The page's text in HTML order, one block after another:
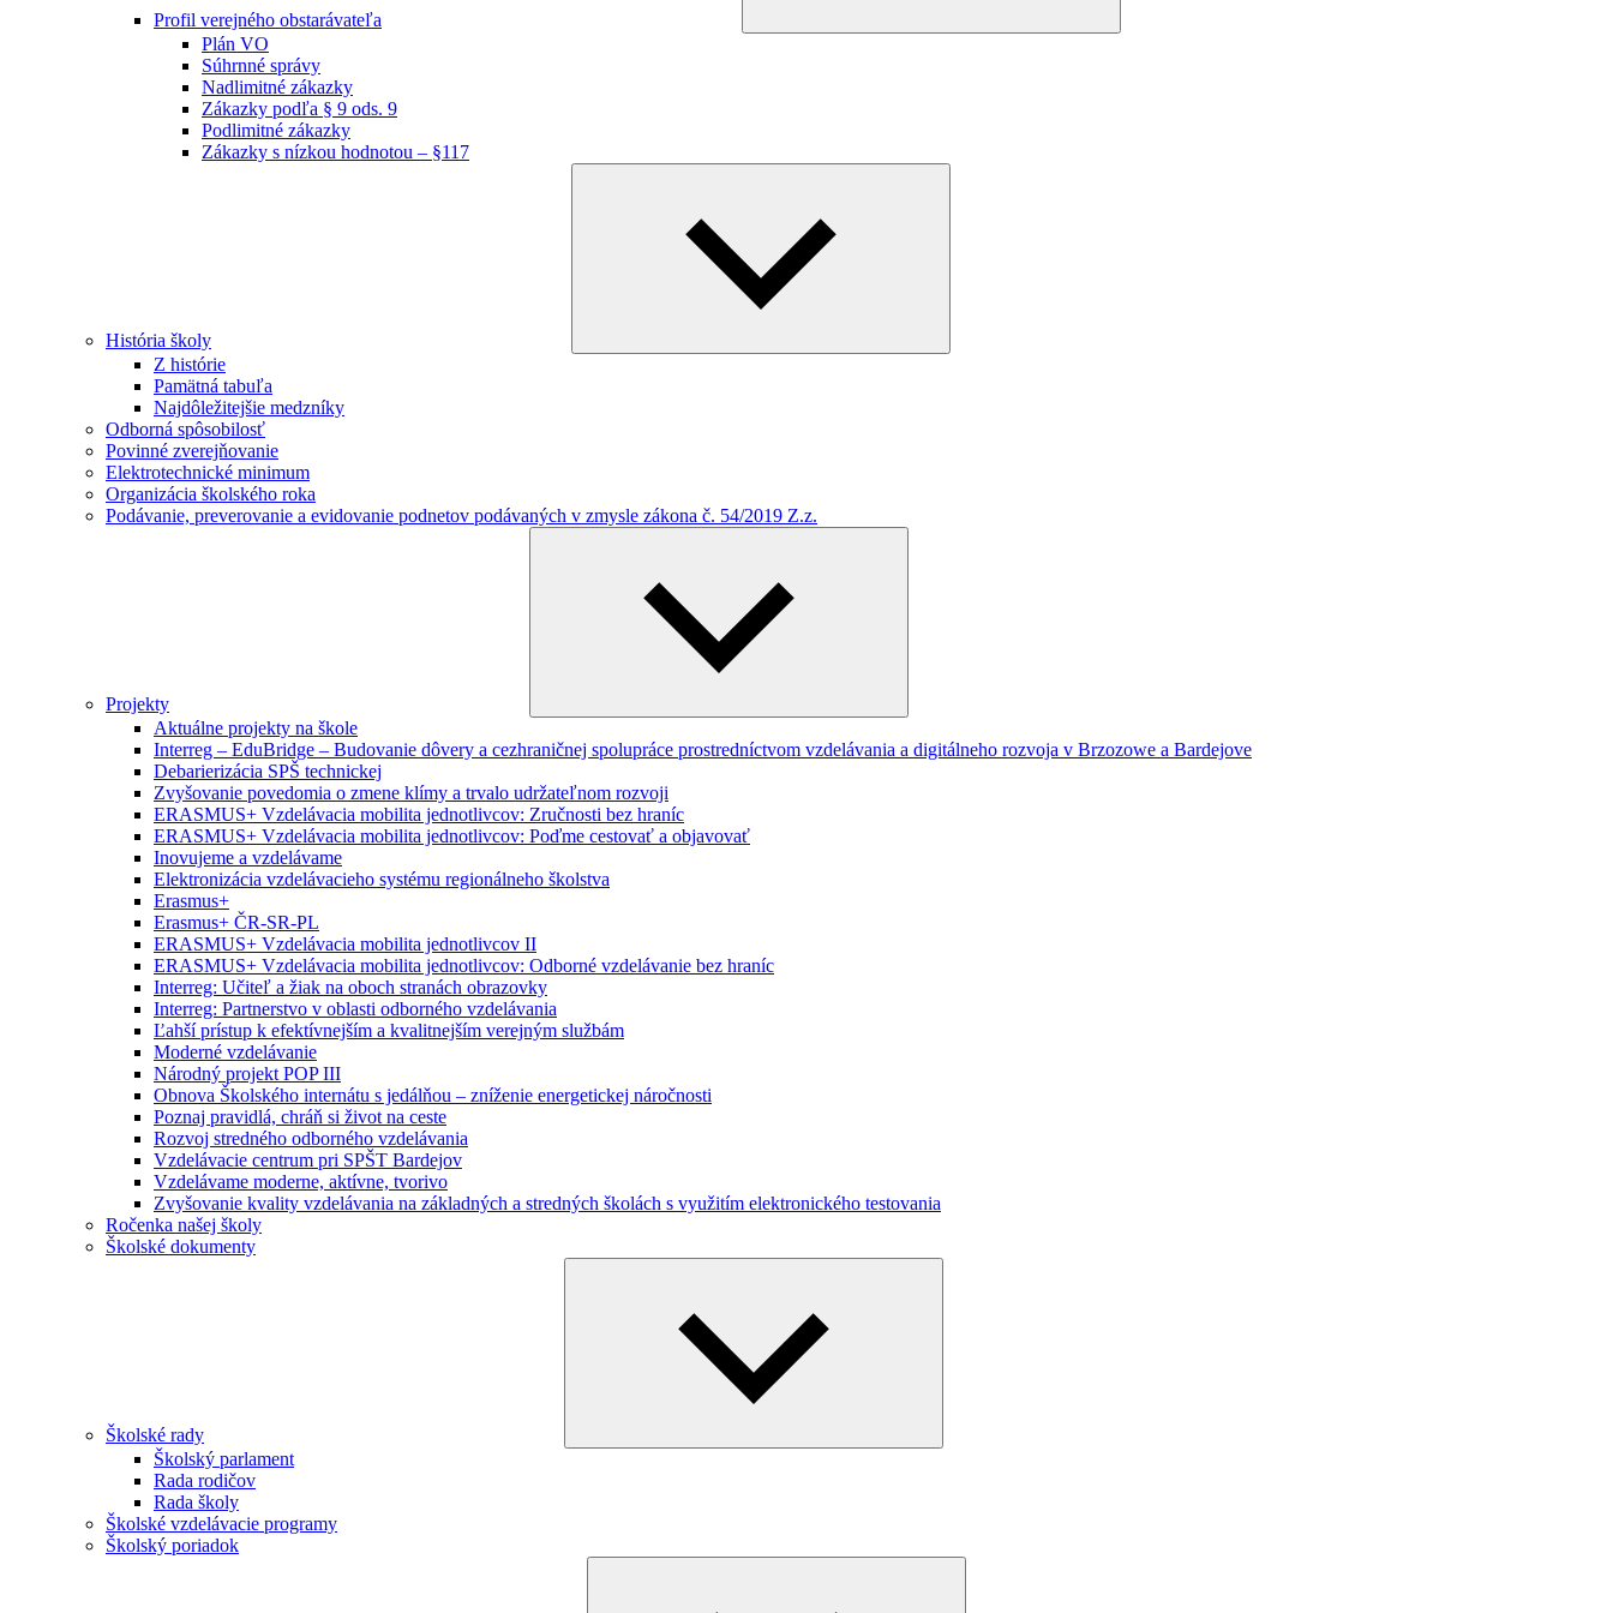
Profil verejného obstarávateľa
Plán VO
Súhrnné správy
Nadlimitné zákazky
Zákazky podľa § 9 ods. 9
Podlimitné zákazky
Zákazky s nízkou hodnotou – §117
História školy
Z histórie
Pamätná tabuľa
Najdôležitejšie medzníky
Odborná spôsobilosť
Povinné zverejňovanie
Elektrotechnické minimum
Organizácia školského roka
Podávanie, preverovanie a evidovanie podnetov podávaných v zmysle zákona č. 54/2019 Z.z.
Projekty
Aktuálne projekty na škole
Interreg – EduBridge – Budovanie dôvery a cezhraničnej spolupráce prostredníctvom vzdelávania a digitálneho rozvoja v Brzozowe a Bardejove
Debarierizácia SPŠ technickej
Zvyšovanie povedomia o zmene klímy a trvalo udržateľnom rozvoji
ERASMUS+ Vzdelávacia mobilita jednotlivcov: Zručnosti bez hraníc
ERASMUS+ Vzdelávacia mobilita jednotlivcov: Poďme cestovať a objavovať
Inovujeme a vzdelávame
Elektronizácia vzdelávacieho systému regionálneho školstva
Erasmus+
Erasmus+ ČR-SR-PL
ERASMUS+ Vzdelávacia mobilita jednotlivcov II
ERASMUS+ Vzdelávacia mobilita jednotlivcov: Odborné vzdelávanie bez hraníc
Interreg: Učiteľ a žiak na oboch stranách obrazovky
Interreg: Partnerstvo v oblasti odborného vzdelávania
Ľahší prístup k efektívnejším a kvalitnejším verejným službám
Moderné vzdelávanie
Národný projekt POP III
Obnova Školského internátu s jedálňou – zníženie energetickej náročnosti
Poznaj pravidlá, chráň si život na ceste
Rozvoj stredného odborného vzdelávania
Vzdelávacie centrum pri SPŠT Bardejov
Vzdelávame moderne, aktívne, tvorivo
Zvyšovanie kvality vzdelávania na základných a stredných školách s využitím elektronického testovania
Ročenka našej školy
Školské dokumenty
Školské rady
Školský parlament
Rada rodičov
Rada školy
Školské vzdelávacie programy
Školský poriadok